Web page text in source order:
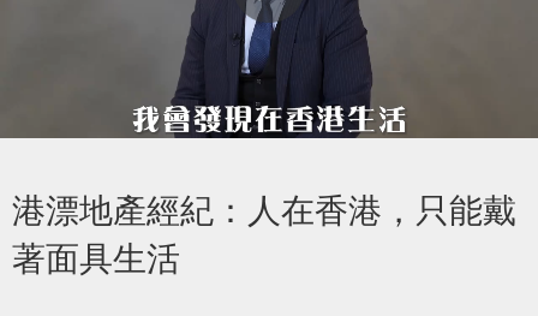
港漂地產經紀：人在香港，只能戴
著面具生活